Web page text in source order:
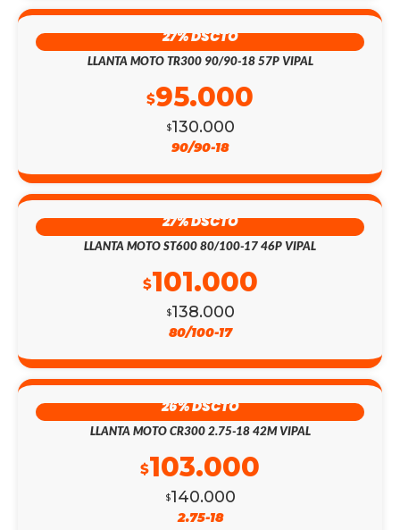
27% DSCTO
LLANTA MOTO TR300 90/90-18 57P VIPAL
$130.000
$95.000
90/90-18
27% DSCTO
LLANTA MOTO ST600 80/100-17 46P VIPAL
$138.000
$101.000
80/100-17
26% DSCTO
LLANTA MOTO CR300 2.75-18 42M VIPAL
$140.000
$103.000
2.75-18